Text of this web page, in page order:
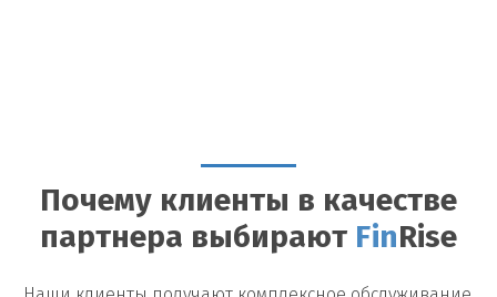
Почему клиенты в качестве
партнера выбирают Fin Rise